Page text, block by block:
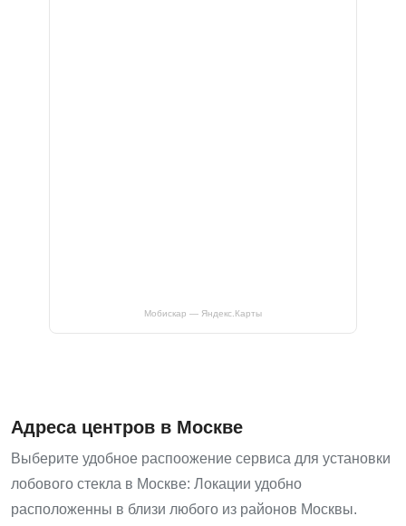
Мобискар — Яндекс.Карты
Адреса центров в Москве
Выберите удобное распоожение сервиса для установки
лобового стекла в Москве: Локации удобно
расположенны в близи любого из районов Москвы.